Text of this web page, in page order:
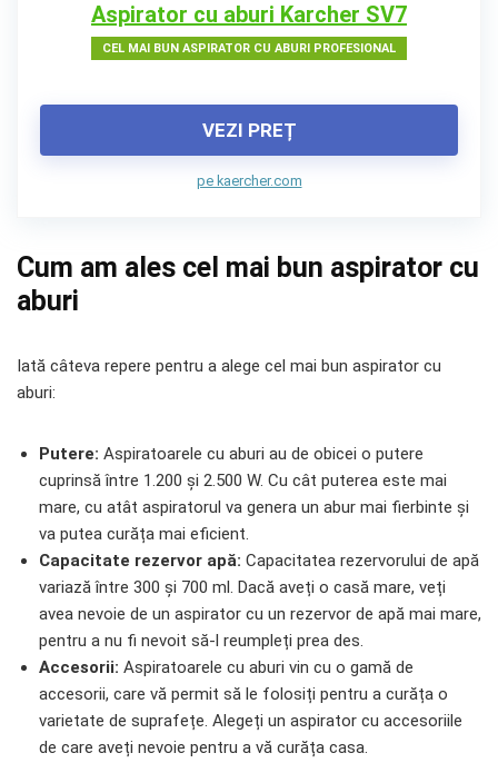
Aspirator cu aburi Karcher SV7
CEL MAI BUN ASPIRATOR CU ABURI PROFESIONAL
VEZI PREȚ
pe kaercher.com
Cum am ales cel mai bun aspirator cu
aburi
Iată câteva repere pentru a alege cel mai bun aspirator cu
aburi:
Putere: Aspiratoarele cu aburi au de obicei o putere
cuprinsă între 1.200 și 2.500 W. Cu cât puterea este mai
mare, cu atât aspiratorul va genera un abur mai fierbinte și
va putea curăța mai eficient.
Capacitate rezervor apă: Capacitatea rezervorului de apă
variază între 300 și 700 ml. Dacă aveți o casă mare, veți
avea nevoie de un aspirator cu un rezervor de apă mai mare,
pentru a nu fi nevoit să-l reumpleți prea des.
Accesorii: Aspiratoarele cu aburi vin cu o gamă de
accesorii, care vă permit să le folosiți pentru a curăța o
varietate de suprafețe. Alegeți un aspirator cu accesoriile
de care aveți nevoie pentru a vă curăța casa.